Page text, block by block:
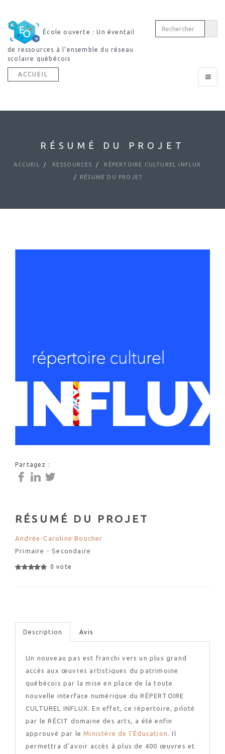
École ouverte : Un éventail
de ressources à l’ensemble du réseau
scolaire québécois
Toggle
ACCUEIL
RÉSUMÉ DU PROJET
ACCUEIL RESSOURCES RÉPERTOIRE CULTUREL INFLUX
RÉSUMÉ DU PROJET
Partagez :
RÉSUMÉ DU PROJET
Andrée-Caroline Boucher
Primaire - Secondaire
0 vote
Description Avis
Un nouveau pas est franchi vers un plus grand
accès aux œuvres artistiques du patrimoine
québécois par la mise en place de la toute
nouvelle interface numérique du RÉPERTOIRE
CULTUREL INFLUX. En effet, ce répertoire, piloté
par le RÉCIT domaine des arts, a été enfin
approuvé par leMinistère de l’Éducation
. Il
permettra d’avoir accès à plus de 400 œuvres et